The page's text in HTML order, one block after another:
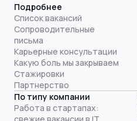
Подробнее
Список вакансий
Сопроводительные
письма
Карьерные консультации
Какую боль мы закрываем
Стажировки
Партнерство
По типу компании
Работа в стартапах: